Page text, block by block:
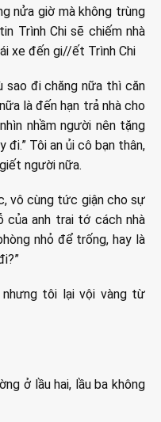
nửa giờ mà không trùng
Trình Chi sẽ chiếm nhà
xe đến gi//ết Trình Chi
sao đi chăng nữa thì căn
là đến hạn trả nhà cho
nhầm người nên tặng
đi.” Tôi an ủi cô bạn thân,
người nữa.
vô cùng tức giận cho sự
của anh trai tớ cách nhà
nhỏ để trống, hay là
tôi lại vội vàng từ
ở lầu hai, lầu ba không